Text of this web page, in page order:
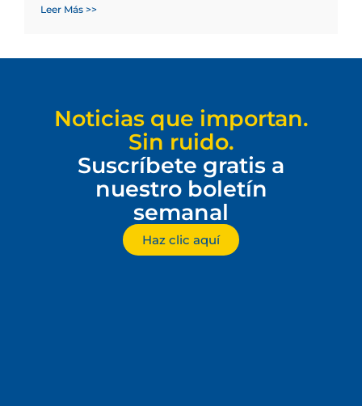
Leer Más >>
Noticias que importan.
Sin ruido.
Suscríbete gratis a
nuestro boletín
semanal
Haz clic aquí